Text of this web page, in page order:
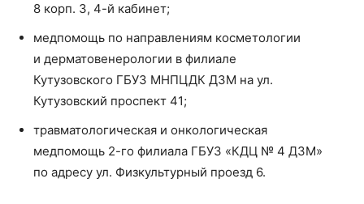
8 корп. 3, 4-й кабинет;
медпомощь по направлениям косметологии
и дерматовенерологии в филиале
Кутузовского ГБУЗ МНПЦДК ДЗМ на ул.
Кутузовский проспект 41;
травматологическая и онкологическая
медпомощь 2-го филиала ГБУЗ «КДЦ № 4 ДЗМ»
по адресу ул. Физкультурный проезд 6.